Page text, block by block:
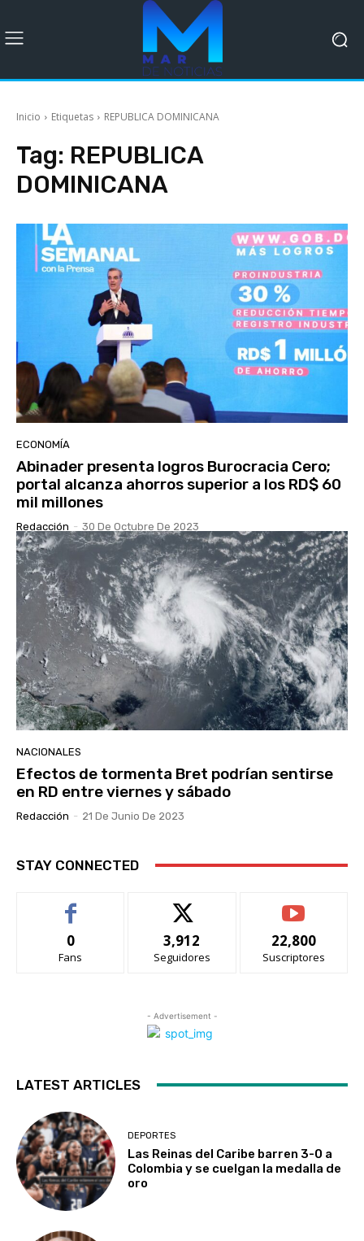
Inicio Etiquetas REPUBLICA DOMINICANA
Tag: REPUBLICA
DOMINICANA
ECONOMÍA
Abinader presenta logros Burocracia Cero;
portal alcanza ahorros superior a los RD$ 60
mil millones
Redacción - 30 De Octubre De 2023
NACIONALES
Efectos de tormenta Bret podrían sentirse
en RD entre viernes y sábado
Redacción - 21 De Junio De 2023
STAY CONNECTED
0
Fans
3,912
Seguidores
22,800
Suscriptores
- Advertisement -
LATEST ARTICLES
DEPORTES
Las Reinas del Caribe barren 3-0 a
Colombia y se cuelgan la medalla de
oro